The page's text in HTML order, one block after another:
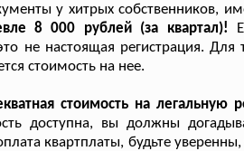
у хитрых собственников,
8 000 рублей (за квартал)!
не настоящая регистрация. Для
стоимость на нее.
стоимость на легальную
доступна, вы должны
квартплаты, будьте